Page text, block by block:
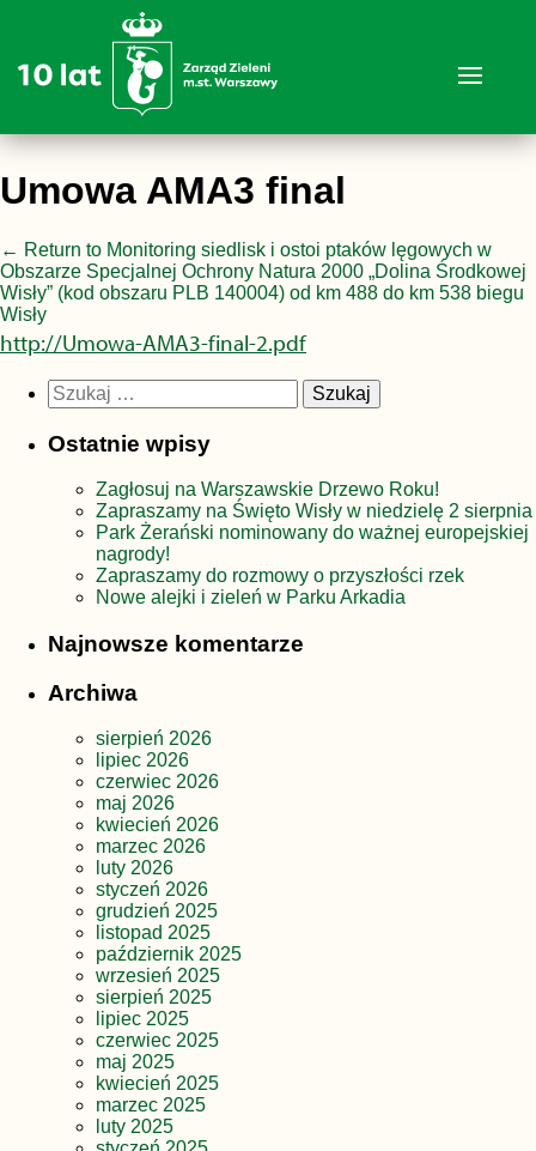
Umowa AMA3 final
← Return to Monitoring siedlisk i ostoi ptaków lęgowych w
Obszarze Specjalnej Ochrony Natura 2000 „Dolina Środkowej
Wisły” (kod obszaru PLB 140004) od km 488 do km 538 biegu
Wisły
http://Umowa-AMA3-final-2.pdf
Szukaj:
Ostatnie wpisy
Zagłosuj na Warszawskie Drzewo Roku!
Zapraszamy na Święto Wisły w niedzielę 2 sierpnia
Park Żerański nominowany do ważnej europejskiej
nagrody!
Zapraszamy do rozmowy o przyszłości rzek
Nowe alejki i zieleń w Parku Arkadia
Najnowsze komentarze
Archiwa
sierpień 2026
lipiec 2026
czerwiec 2026
maj 2026
kwiecień 2026
marzec 2026
luty 2026
styczeń 2026
grudzień 2025
listopad 2025
październik 2025
wrzesień 2025
sierpień 2025
lipiec 2025
czerwiec 2025
maj 2025
kwiecień 2025
marzec 2025
luty 2025